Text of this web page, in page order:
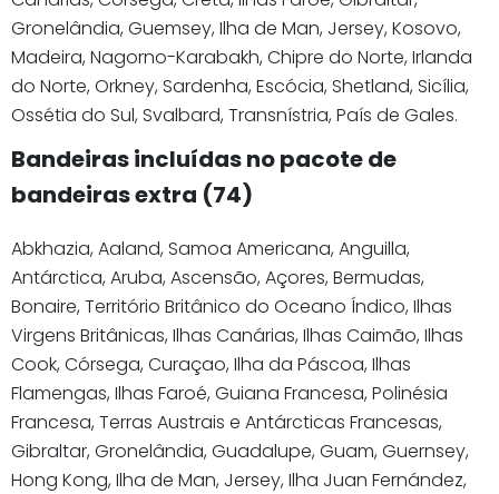
Gronelândia, Guemsey, Ilha de Man, Jersey, Kosovo,
Madeira, Nagorno-Karabakh, Chipre do Norte, Irlanda
do Norte, Orkney, Sardenha, Escócia, Shetland, Sicília,
Ossétia do Sul, Svalbard, Transnístria, País de Gales.
Bandeiras incluídas no pacote de
bandeiras extra (74)
Abkhazia, Aaland, Samoa Americana, Anguilla,
Antárctica, Aruba, Ascensão, Açores, Bermudas,
Bonaire, Território Britânico do Oceano Índico, Ilhas
Virgens Britânicas, Ilhas Canárias, Ilhas Caimão, Ilhas
Cook, Córsega, Curaçao, Ilha da Páscoa, Ilhas
Flamengas, Ilhas Faroé, Guiana Francesa, Polinésia
Francesa, Terras Austrais e Antárcticas Francesas,
Gibraltar, Gronelândia, Guadalupe, Guam, Guernsey,
Hong Kong, Ilha de Man, Jersey, Ilha Juan Fernández,